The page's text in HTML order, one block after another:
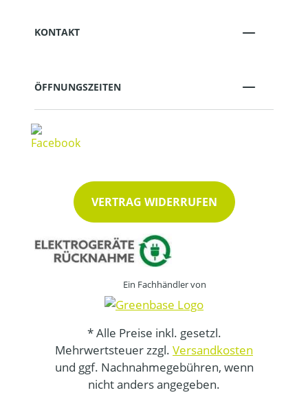
KONTAKT
ÖFFNUNGSZEITEN
VERTRAG WIDERRUFEN
Ein Fachhändler von
* Alle Preise inkl. gesetzl.
Mehrwertsteuer zzgl. Versandkosten
und ggf. Nachnahmegebühren, wenn
nicht anders angegeben.